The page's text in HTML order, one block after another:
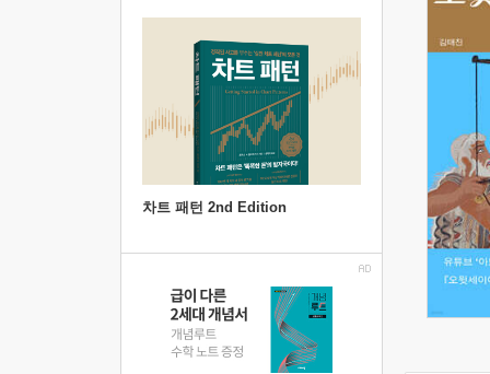
차트 패턴 2nd Edition